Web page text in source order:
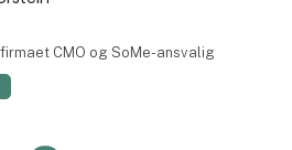
CMO og SoMe-ansvalig